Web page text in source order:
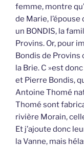
femme, montre
de Marie, l’épouse
un BONDIS, la
Provins. Or, pour
Bondis de Provins
la Brie. C »est
et Pierre Bondis,
Antoine Thomé
Thomé sont
rivière Morain,
Et j’ajoute donc
la Vanne, mais